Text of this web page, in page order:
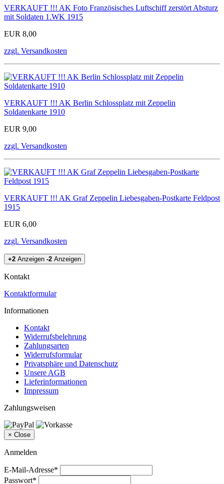
VERKAUFT !!! AK Foto Französisches Luftschiff zerstört Absturz
mit Soldaten 1.WK 1915
EUR 8,00
zzgl. Versandkosten
VERKAUFT !!! AK Berlin Schlossplatz mit Zeppelin
Soldatenkarte 1910
EUR 9,00
zzgl. Versandkosten
VERKAUFT !!! AK Graf Zeppelin Liebesgaben-Postkarte Feldpost
1915
EUR 6,00
zzgl. Versandkosten
+2 Anzeigen -2 Anzeigen
Kontakt
Kontaktformular
Informationen
Kontakt
Widerrufsbelehrung
Zahlungsarten
Widerrufsformular
Privatsphäre und Datenschutz
Unsere AGB
Lieferinformationen
Impressum
Zahlungsweisen
× Close
Anmelden
E-Mail-Adresse*
Passwort*